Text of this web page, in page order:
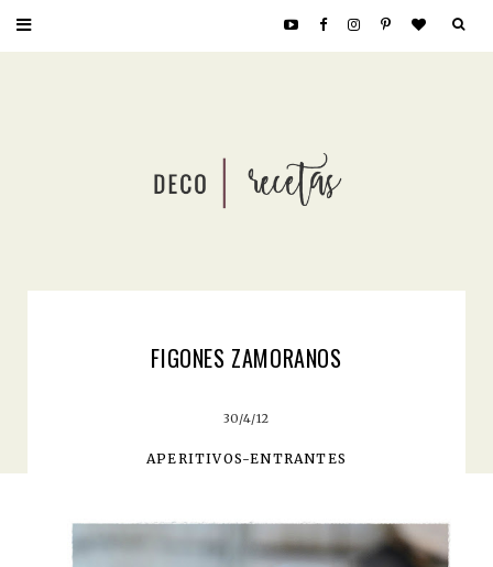
FIGONES ZAMORANOS
30/4/12
APERITIVOS-ENTRANTES